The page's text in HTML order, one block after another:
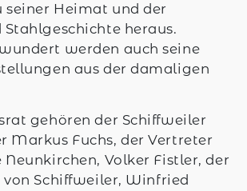
seiner Heimat und der
heraus.
werden auch seine
aus der damaligen
gehören der Schiffweiler
Markus Fuchs, der Vertreter
Neunkirchen, Volker Fistler, der
von Schiffweiler, Winfried